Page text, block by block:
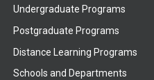
Undergraduate Programs
Postgraduate Programs
Distance Learning Programs
Schools and Departments